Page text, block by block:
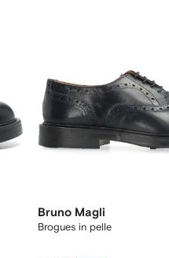
Bruno Magli
Brogues in pelle